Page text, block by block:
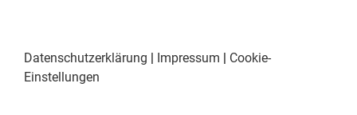
Datenschutzerklärung Impressum
Cookie-
Einstellungen